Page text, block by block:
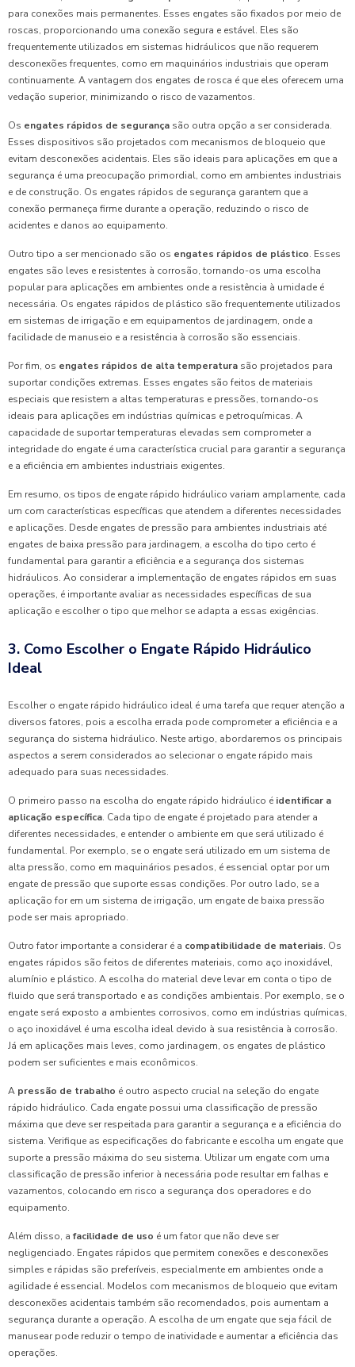
para conexões mais permanentes. Esses engates são fixados por meio de
roscas, proporcionando uma conexão segura e estável. Eles são
frequentemente utilizados em sistemas hidráulicos que não requerem
desconexões frequentes, como em maquinários industriais que operam
continuamente. A vantagem dos engates de rosca é que eles oferecem uma
vedação superior, minimizando o risco de vazamentos.
Os engates rápidos de segurança são outra opção a ser considerada.
Esses dispositivos são projetados com mecanismos de bloqueio que
evitam desconexões acidentais. Eles são ideais para aplicações em que a
segurança é uma preocupação primordial, como em ambientes industriais
e de construção. Os engates rápidos de segurança garantem que a
conexão permaneça firme durante a operação, reduzindo o risco de
acidentes e danos ao equipamento.
Outro tipo a ser mencionado são os engates rápidos de plástico. Esses
engates são leves e resistentes à corrosão, tornando-os uma escolha
popular para aplicações em ambientes onde a resistência à umidade é
necessária. Os engates rápidos de plástico são frequentemente utilizados
em sistemas de irrigação e em equipamentos de jardinagem, onde a
facilidade de manuseio e a resistência à corrosão são essenciais.
Por fim, os engates rápidos de alta temperatura são projetados para
suportar condições extremas. Esses engates são feitos de materiais
especiais que resistem a altas temperaturas e pressões, tornando-os
ideais para aplicações em indústrias químicas e petroquímicas. A
capacidade de suportar temperaturas elevadas sem comprometer a
integridade do engate é uma característica crucial para garantir a segurança
e a eficiência em ambientes industriais exigentes.
Em resumo, os tipos de engate rápido hidráulico variam amplamente, cada
um com características específicas que atendem a diferentes necessidades
e aplicações. Desde engates de pressão para ambientes industriais até
engates de baixa pressão para jardinagem, a escolha do tipo certo é
fundamental para garantir a eficiência e a segurança dos sistemas
hidráulicos. Ao considerar a implementação de engates rápidos em suas
operações, é importante avaliar as necessidades específicas de sua
aplicação e escolher o tipo que melhor se adapta a essas exigências.
3. Como Escolher o Engate Rápido Hidráulico
Ideal
Escolher o engate rápido hidráulico ideal é uma tarefa que requer atenção a
diversos fatores, pois a escolha errada pode comprometer a eficiência e a
segurança do sistema hidráulico. Neste artigo, abordaremos os principais
aspectos a serem considerados ao selecionar o engate rápido mais
adequado para suas necessidades.
O primeiro passo na escolha do engate rápido hidráulico é identificar a
aplicação específica. Cada tipo de engate é projetado para atender a
diferentes necessidades, e entender o ambiente em que será utilizado é
fundamental. Por exemplo, se o engate será utilizado em um sistema de
alta pressão, como em maquinários pesados, é essencial optar por um
engate de pressão que suporte essas condições. Por outro lado, se a
aplicação for em um sistema de irrigação, um engate de baixa pressão
pode ser mais apropriado.
Outro fator importante a considerar é a compatibilidade de materiais. Os
engates rápidos são feitos de diferentes materiais, como aço inoxidável,
alumínio e plástico. A escolha do material deve levar em conta o tipo de
fluido que será transportado e as condições ambientais. Por exemplo, se o
engate será exposto a ambientes corrosivos, como em indústrias químicas,
o aço inoxidável é uma escolha ideal devido à sua resistência à corrosão.
Já em aplicações mais leves, como jardinagem, os engates de plástico
podem ser suficientes e mais econômicos.
A pressão de trabalho é outro aspecto crucial na seleção do engate
rápido hidráulico. Cada engate possui uma classificação de pressão
máxima que deve ser respeitada para garantir a segurança e a eficiência do
sistema. Verifique as especificações do fabricante e escolha um engate que
suporte a pressão máxima do seu sistema. Utilizar um engate com uma
classificação de pressão inferior à necessária pode resultar em falhas e
vazamentos, colocando em risco a segurança dos operadores e do
equipamento.
Além disso, afacilidade de uso é um fator que não deve ser
negligenciado. Engates rápidos que permitem conexões e desconexões
simples e rápidas são preferíveis, especialmente em ambientes onde a
agilidade é essencial. Modelos com mecanismos de bloqueio que evitam
desconexões acidentais também são recomendados, pois aumentam a
segurança durante a operação. A escolha de um engate que seja fácil de
manusear pode reduzir o tempo de inatividade e aumentar a eficiência das
operações.